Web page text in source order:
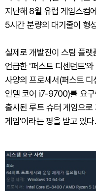
지난해 8월 유럽 게임스컴
5시간 분량의 대기줄이 형
실제로 개발진이 스팀 플
언급한 '퍼스트 디센던트'
사양의 프로세서(퍼스트
인텔 코어 i7-9700)를 요구
출시된 루트 슈터 게임으
게임'이라는 평을 받고 있다.